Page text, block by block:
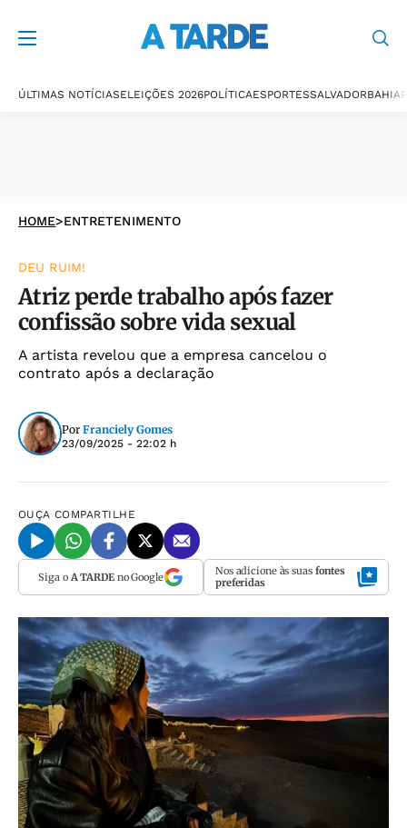
ÚLTIMAS NOTÍCIASELEIÇÕES 2026POLÍTICAESPORTESSALVADORBAHIA
HOME>ENTRETENIMENTO
DEU RUIM!
Atriz perde trabalho após fazer
confissão sobre vida sexual
A artista revelou que a empresa cancelou o
contrato após a declaração
Por Franciely Gomes
23/09/2025 - 22:02 h
OUÇA COMPARTILHE
Siga o A TARDEno Google Nos adicione às suas fontes
preferidas